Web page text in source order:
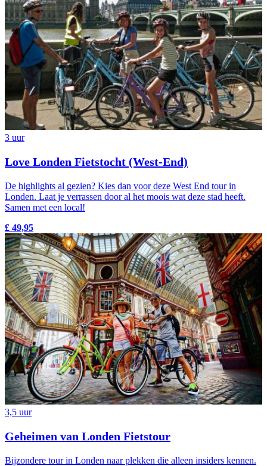
3 uur
Love Londen Fietstocht (West-End)
De highlights al gezien? Kies dan voor deze West End tour in
Londen. Laat je verrassen door al het moois wat deze stad heeft.
Samen met een local!
£ 49,95
3,5 uur
Geheimen van Londen Fietstour
Bijzondere tour in Londen naar plekken die alleen insiders kennen.